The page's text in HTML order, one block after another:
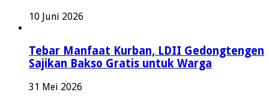
10 Juni 2026
Tebar Manfaat Kurban, LDII Gedongtengen
Sajikan Bakso Gratis untuk Warga
31 Mei 2026